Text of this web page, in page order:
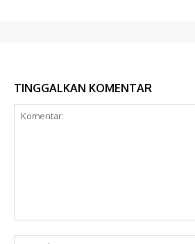
TINGGALKAN KOMENTAR